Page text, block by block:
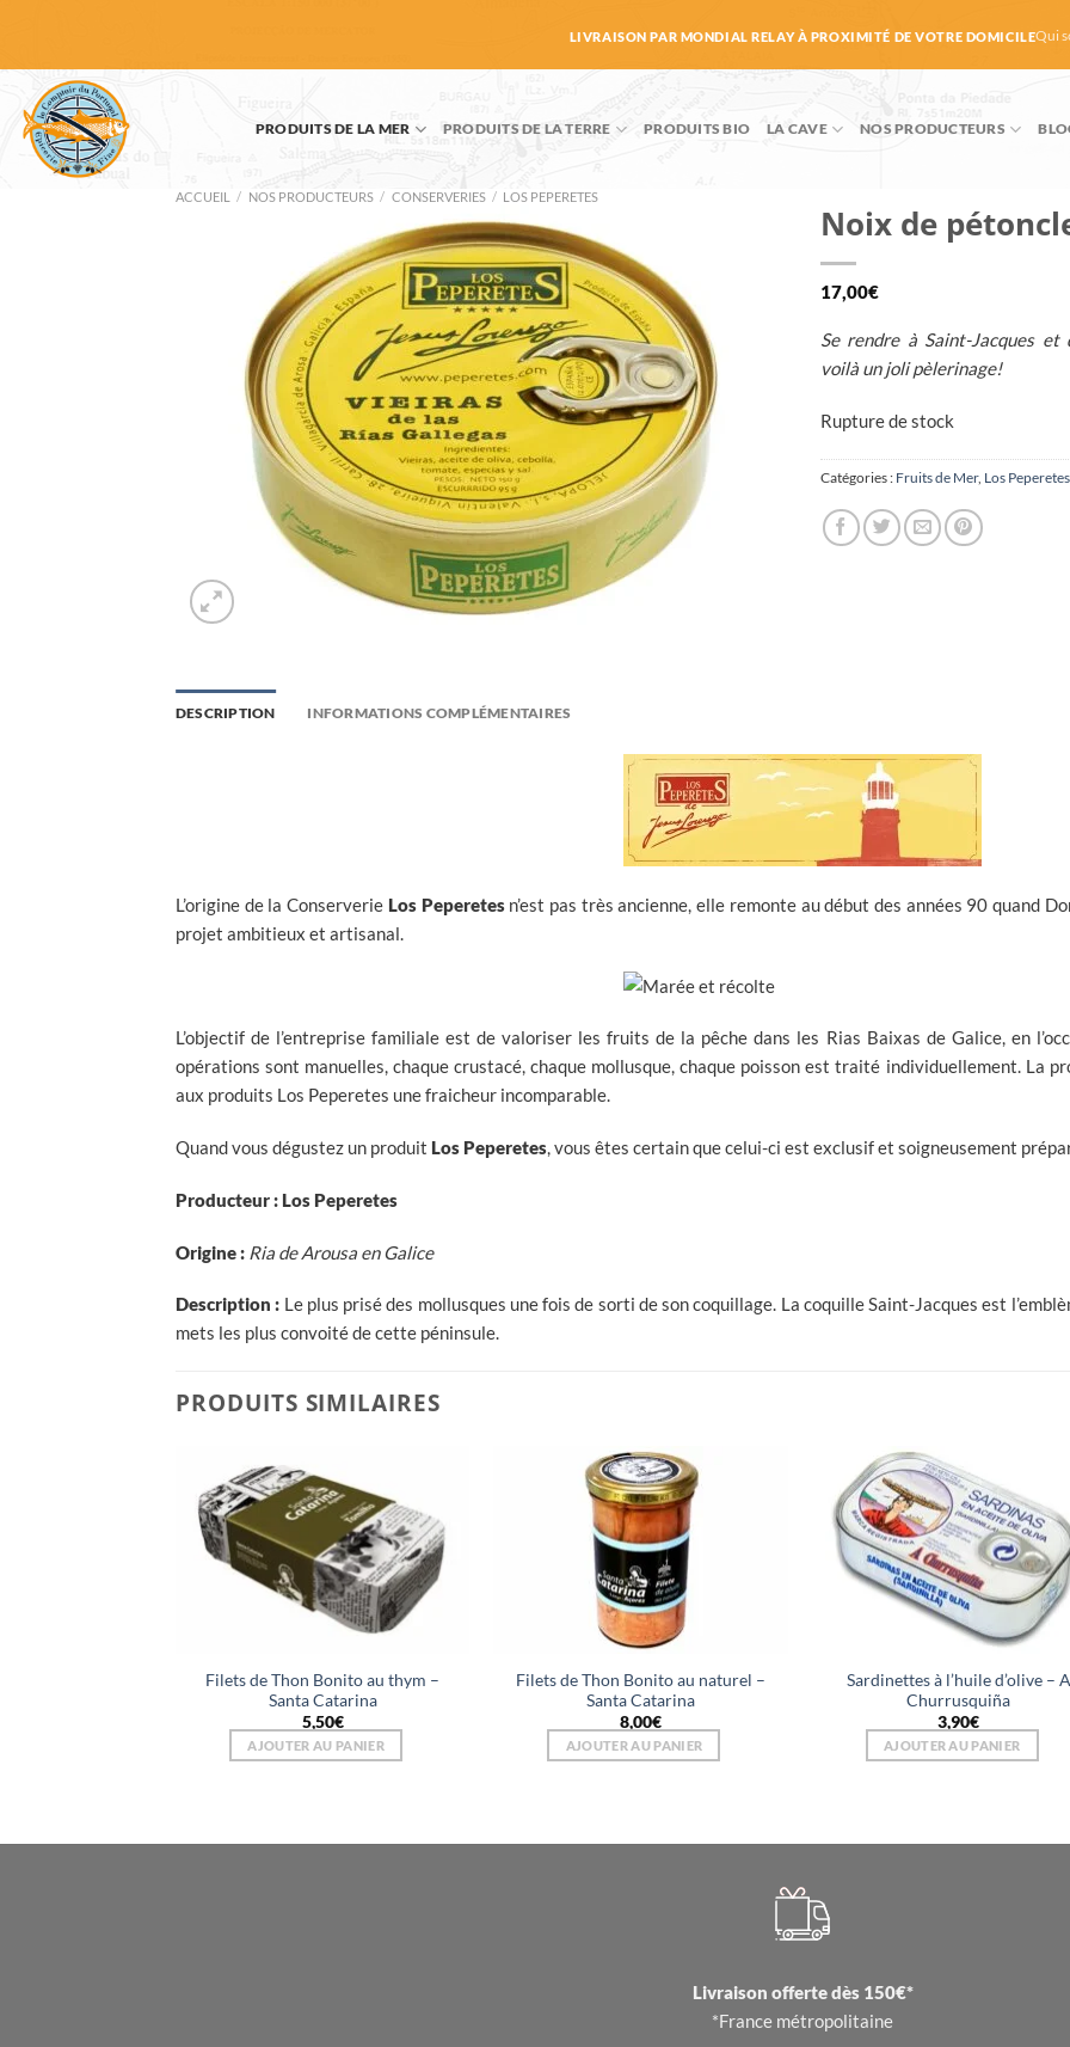
contenu
LIVRAISON PAR MONDIAL RELAY À PROXIMITÉ DE VOTRE DOMICILEQui
PRODUITS DE LA MER PRODUITS DE LA TERRE PRODUITS BIO LA CAVE NOS PRODUCTEURS
ACCUEIL / NOS PRODUCTEURS / CONSERVERIES / LOS PEPERETES
Noix de
17,00€
Se rendre à Saint-Jacques
voilà un joli pèlerinage!
Rupture de stock
Catégories : Fruits de Mer, Los Peperetes
DESCRIPTION INFORMATIONS COMPLÉMENTAIRES
L’origine de la Conserverie Los Peperetesn’est pas très ancienne, elle remonte au début des années 90 quand
projet ambitieux et artisanal.
L’objectif de l’entreprise familiale est de valoriser les fruits de la pêche dans les Rias Baixas de Galice, en
opérations sont manuelles, chaque crustacé, chaque mollusque, chaque poisson est traité individuellement. La
aux produits Los Peperetes une fraicheur incomparable.
Quand vous dégustez un produit Los Peperetes, vous êtes certain que celui-ci est exclusif et soigneusement
Producteur : Los Peperetes
Origine : Ria de Arousa en Galice
Description : Le plus prisé des mollusques une fois de sorti de son coquillage. La coquille Saint-Jacques est
mets les plus convoité de cette péninsule.
PRODUITS SIMILAIRES
Filets de Thon Bonito au thym –
Santa Catarina
5,50€
AJOUTER AU PANIER
Filets de Thon Bonito au naturel –
Santa Catarina
8,00€
AJOUTER AU PANIER
Sardinettes à l’huile d’olive – A
Churrusquiña
3,90€
AJOUTER AU PANIER
Livraison offerte dès 150€*
*France métropolitaine